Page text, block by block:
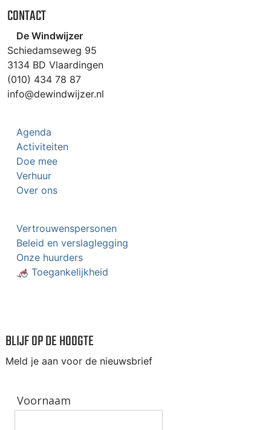
CONTACT
De Windwijzer
Schiedamseweg 95
3134 BD Vlaardingen
(010) 434 78 87
info@dewindwijzer.nl
Agenda
Activiteiten
Doe mee
Verhuur
Over ons
Vertrouwenspersonen
Beleid en verslaglegging
Onze huurders
🦽 Toegankelijkheid
BLIJF OP DE HOOGTE
Meld je aan voor de nieuwsbrief
Voornaam